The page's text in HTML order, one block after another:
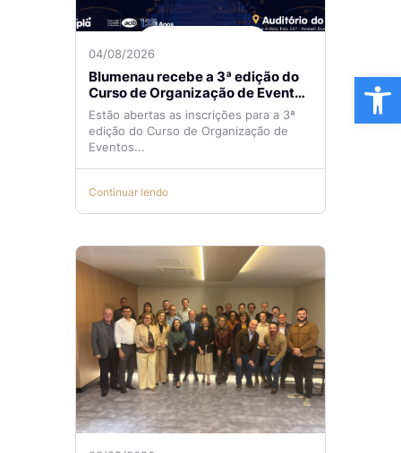
04/08/2026
Blumenau recebe a 3ª edição do
Curso de Organização de Eventos
Lilian Ribeiro
Estão abertas as inscrições para a 3ª
edição do Curso de Organização de
Eventos...
Continuar lendo